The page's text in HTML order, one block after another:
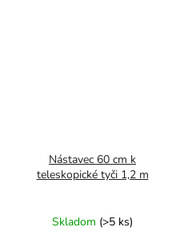
Nástavec 60 cm k
teleskopické tyči 1,2 m
Skladom (>5 ks)